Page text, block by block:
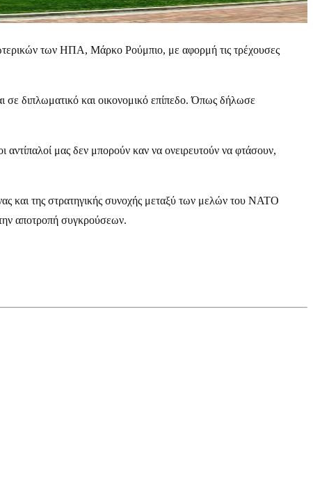
των ΗΠΑ, Μάρκο Ρούμπιο, με αφορμή τις τρέχουσες
σε διπλωματικό και οικονομικό επίπεδο. Όπως δήλωσε
μας δεν μπορούν καν να ονειρευτούν να φτάσουν,
και της στρατηγικής συνοχής μεταξύ των μελών του ΝΑΤΟ
αποτροπή συγκρούσεων.